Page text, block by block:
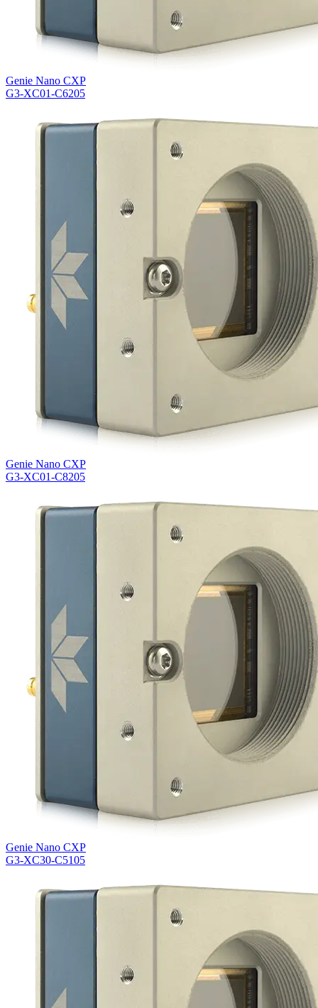
Genie Nano CXP
G3-XC01-C6205
Genie Nano CXP
G3-XC01-C8205
Genie Nano CXP
G3-XC30-C5105